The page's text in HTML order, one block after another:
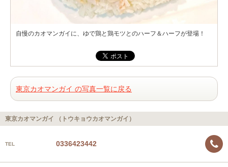
自慢のカオマンガイに、ゆで鶏と鶏モツとのハーフ＆ハーフが登場！
東京カオマンガイ の写真一覧に戻る
東京カオマンガイ （トウキョウカオマンガイ）
TEL 0336423442